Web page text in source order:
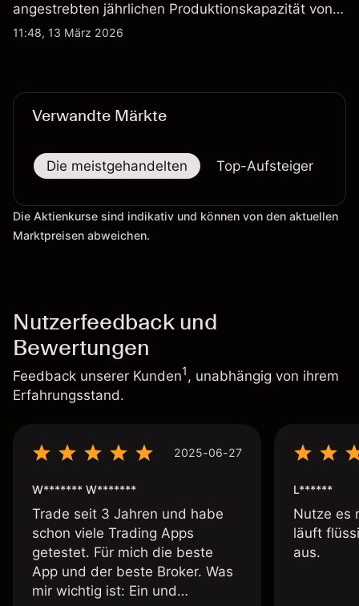
angestrebten jährlichen Produktionskapazität von
etwa 2,4 Mrd. AUD bis Ende 2026. Die
11:48, 13 März 2026
Verwandte Märkte
Die meistgehandelten Top-Aufsteiger
Die Aktienkurse sind indikativ und können von den aktuellen
Marktpreisen abweichen.
Nutzerfeedback und
Bewertungen
Feedback unserer Kunden1, unabhängig von ihrem
Erfahrungsstand.
2025-06-27
W******* W*******
Trade seit 3 Jahren und habe
schon viele Trading Apps
getestet. Für mich die beste
App und der beste Broker. Was
mir wichtig ist: Ein und
L******
Nutze es
läuft
aus.